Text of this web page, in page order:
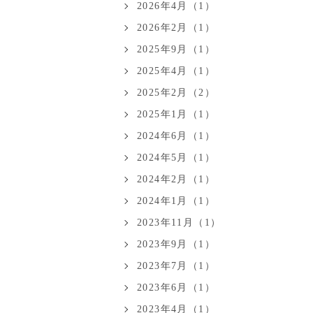
2026年4月（1）
2026年2月（1）
2025年9月（1）
2025年4月（1）
2025年2月（2）
2025年1月（1）
2024年6月（1）
2024年5月（1）
2024年2月（1）
2024年1月（1）
2023年11月（1）
2023年9月（1）
2023年7月（1）
2023年6月（1）
2023年4月（1）